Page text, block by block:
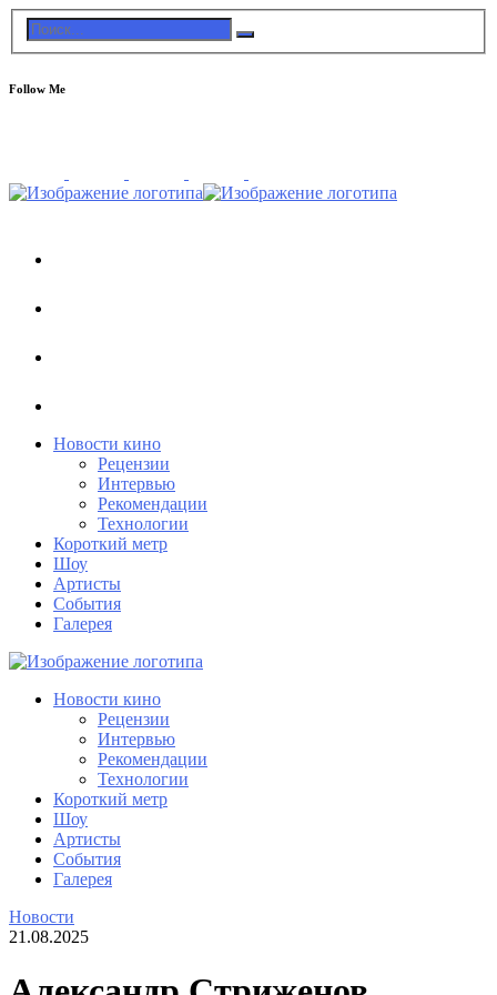
Follow Me
Новости кино
Рецензии
Интервью
Рекомендации
Технологии
Короткий метр
Шоу
Артисты
События
Галерея
Новости кино
Рецензии
Интервью
Рекомендации
Технологии
Короткий метр
Шоу
Артисты
События
Галерея
Новости
21.08.2025